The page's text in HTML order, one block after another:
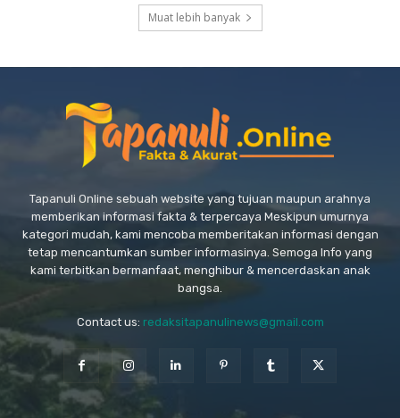
Muat lebih banyak
Tapanuli Online sebuah website yang tujuan maupun arahnya
memberikan informasi fakta & terpercaya Meskipun umurnya
kategori mudah, kami mencoba memberitakan informasi dengan
tetap mencantumkan sumber informasinya. Semoga Info yang
kami terbitkan bermanfaat, menghibur & mencerdaskan anak
bangsa.
Contact us: redaksitapanulinews@gmail.com